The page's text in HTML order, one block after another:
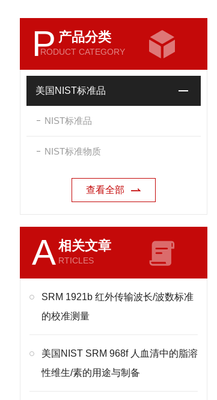
P 产品分类
RODUCT CATEGORY
美国NIST标准品
NIST标准品
NIST标准物质
查看全部
A相关文章
RTICLES
SRM 1921b 红外传输波长/波数标准
的校准测量
美国NIST SRM 968f 人血清中的脂溶
性维生/素的用途与制备